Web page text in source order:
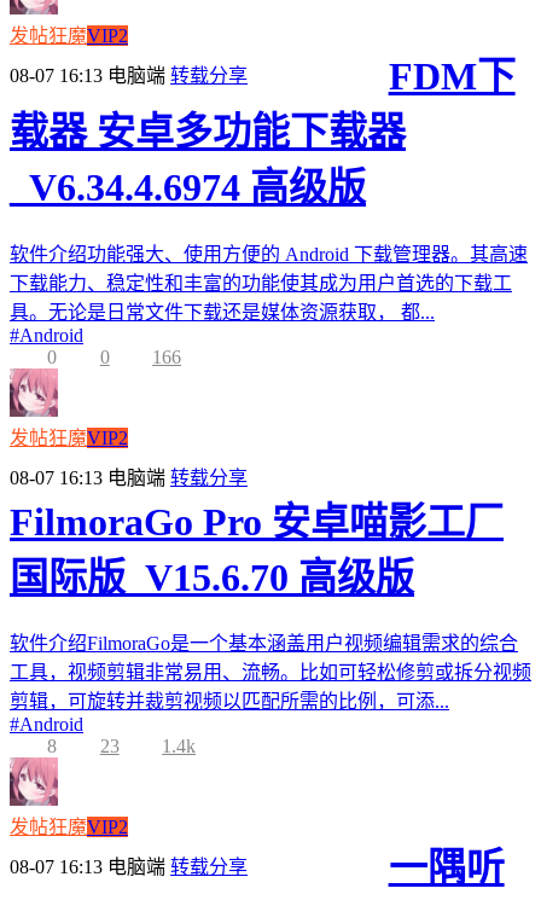
发帖狂魔VIP2
08-07 16:13 电脑端 转载分享
FDM下
载器 安卓多功能下载器
_V6.34.4.6974 高级版
软件介绍功能强大、使用方便的 Android 下载管理器。其高速
下载能力、稳定性和丰富的功能使其成为用户首选的下载工
具。无论是日常文件下载还是媒体资源获取， 都...
#Android
0
0 166
发帖狂魔VIP2
08-07 16:13 电脑端 转载分享
FilmoraGo Pro 安卓喵影工厂
国际版_V15.6.70 高级版
软件介绍FilmoraGo是一个基本涵盖用户视频编辑需求的综合
工具，视频剪辑非常易用、流畅。比如可轻松修剪或拆分视频
剪辑，可旋转并裁剪视频以匹配所需的比例，可添...
#Android
8
23 1.4k
发帖狂魔VIP2
08-07 16:13 电脑端 转载分享
一隅听